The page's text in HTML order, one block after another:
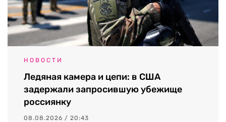
НОВОСТИ
Ледяная камера и цепи: в США
задержали запросившую убежище
россиянку
08.08.2026 / 20:43